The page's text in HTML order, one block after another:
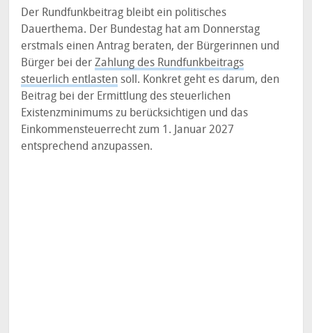
Der Rundfunkbeitrag bleibt ein politisches
Dauerthema. Der Bundestag hat am Donnerstag
erstmals einen Antrag beraten, der Bürgerinnen und
Bürger bei derZahlung des Rundfunkbeitrags
steuerlich entlasten soll. Konkret geht es darum, den
Beitrag bei der Ermittlung des steuerlichen
Existenzminimums zu berücksichtigen und das
Einkommensteuerrecht zum 1. Januar 2027
entsprechend anzupassen.